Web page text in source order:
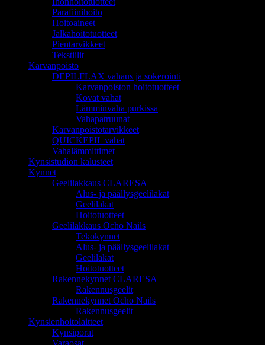
Parafiinihoito
Hoitoaineet
Jalkahoitotuotteet
Pientarvikkeet
Tekstiilit
Karvanpoisto
DEPILFLAX vahaus ja sokerointi
Karvanpoiston hoitotuotteet
Kovat vahat
Lämminvaha purkissa
Vahapatruunat
Karvanpoistotarvikkeet
QUICKEPIL vahat
Vahalämmittimet
Kynsistudion kalusteet
Kynnet
Geelilakkaus CLARESA
Alus- ja päällysgeelilakat
Geelilakat
Hoitotuotteet
Geelilakkaus Ocho Nails
Tekokynnet
Alus- ja päällysgeelilakat
Geelilakat
Hoitotuotteet
Rakennekynnet CLARESA
Rakennusgeelit
Rakennekynnet Ocho Nails
Rakennusgeelit
Kynsienhoitolaitteet
Kynsiporat
Varaosat